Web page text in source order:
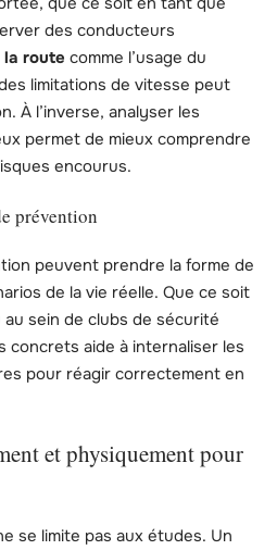
des conducteurs
la route comme l’usage du
limitations de vitesse peut
À l’inverse, analyser les
permet de mieux comprendre
encourus.
prévention
peuvent prendre la forme de
de la vie réelle. Que ce soit
sein de clubs de sécurité
concrets aide à internaliser les
pour réagir correctement en
et physiquement pour
se limite pas aux études. Un